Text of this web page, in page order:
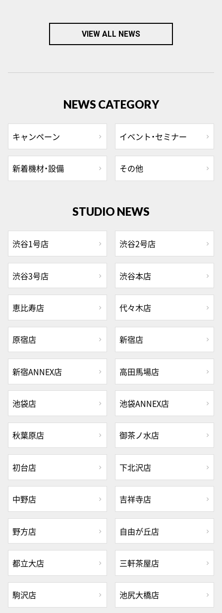
VIEW ALL NEWS
NEWS CATEGORY
キャンペーン イベント・セミナー
新着機材・設備 その他
STUDIO NEWS
渋谷1号店 渋谷2号店
渋谷3号店 渋谷本店
恵比寿店 代々木店
原宿店 新宿店
新宿ANNEX店 高田馬場店
池袋店 池袋ANNEX店
秋葉原店 御茶ノ水店
初台店 下北沢店
中野店 吉祥寺店
野方店 自由が丘店
都立大店 三軒茶屋店
駒沢店 池尻大橋店